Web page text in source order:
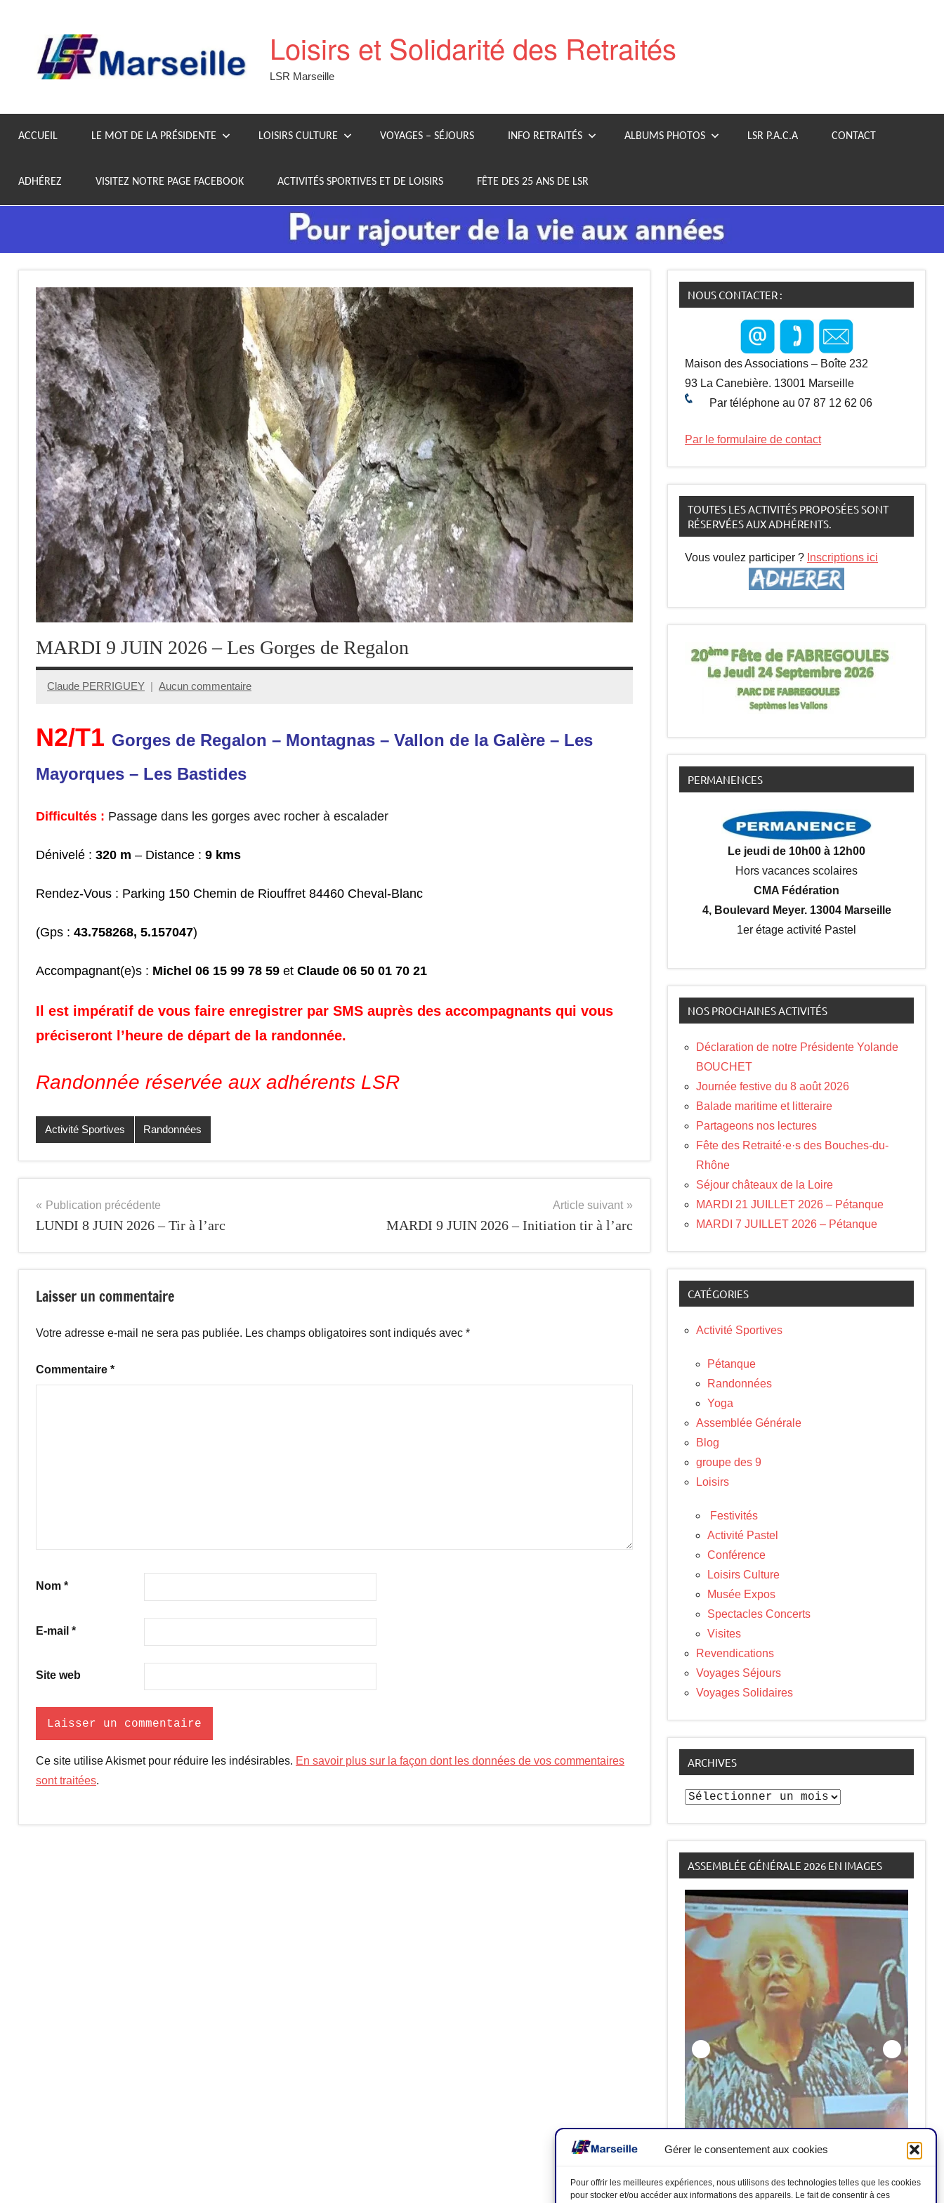
Gérer le consentement aux cookies
Pour offrir les meilleures expériences, nous utilisons des technologies telles que les cookies
pour stocker et/ou accéder aux informations des appareils. Le fait de consentir à ces
Loisirs et Solidarité des Retraités
LSR Marseille
ACCUEIL LE MOT DE LA PRÉSIDENTE LOISIRS CULTURE VOYAGES – SÉJOURS INFO RETRAITÉS ALBUMS PHOTOS LSR P.A.C.A CONTACT
ADHÉREZ VISITEZ NOTRE PAGE FACEBOOK ACTIVITÉS SPORTIVES ET DE LOISIRS FÊTE DES 25 ANS DE LSR
MARDI 9 JUIN 2026 – Les Gorges de Regalon
9
2026
Claude PERRIGUEY Aucun commentaire
N2/T1 Gorges de Regalon – Montagnas – Vallon de la Galère – Les
Mayorques – Les Bastides
Difficultés : Passage dans les gorges avec rocher à escalader
Dénivelé : 320 m – Distance : 9 kms
Rendez-Vous : Parking 150 Chemin de Riouffret 84460 Cheval-Blanc
(Gps : 43.758268, 5.157047)
Accompagnant(e)s : Michel 06 15 99 78 59 et Claude 06 50 01 70 21
Il est impératif de vous faire enregistrer par SMS auprès des accompagnants qui vous
préciseront l’heure de départ de la randonnée.
Randonnée réservée aux adhérents LSR
Activité Sportives Randonnées
Navigation
de
l’article
Publication précédente
LUNDI 8 JUIN 2026 – Tir à l’arc
Article suivant
MARDI 9 JUIN 2026 – Initiation tir à l’arc
Laisser un commentaire
Votre adresse e-mail ne sera pas publiée. Les champs obligatoires sont indiqués avec *
Commentaire *
Nom *
E-mail *
Site web
Ce site utilise Akismet pour réduire les indésirables. En savoir plus sur la façon dont les données de vos commentaires
sont traitées.
NOUS CONTACTER :
Maison des Associations – Boîte 232
93 La Canebière. 13001 Marseille
Par téléphone au 07 87 12 62 06
Par le formulaire de contact
TOUTES LES ACTIVITÉS PROPOSÉES SONT
RÉSERVÉES AUX ADHÉRENTS.
Vous voulez participer ? Inscriptions ici
PERMANENCES
Le jeudi de 10h00 à 12h00
Hors vacances scolaires
CMA Fédération
4, Boulevard Meyer. 13004 Marseille
1er étage activité Pastel
NOS PROCHAINES ACTIVITÉS
Déclaration de notre Présidente Yolande
BOUCHET
Journée festive du 8 août 2026
Balade maritime et litteraire
Partageons nos lectures
Fête des Retraité·e·s des Bouches-du-
Rhône
Séjour châteaux de la Loire
MARDI 21 JUILLET 2026 – Pétanque
MARDI 7 JUILLET 2026 – Pétanque
CATÉGORIES
Activité Sportives
Pétanque
Randonnées
Yoga
Assemblée Générale
Blog
groupe des 9
Loisirs
Festivités
Activité Pastel
Conférence
Loisirs Culture
Musée Expos
Spectacles Concerts
Visites
Revendications
Voyages Séjours
Voyages Solidaires
ARCHIVES
Archives
ASSEMBLÉE GÉNÉRALE 2026 EN IMAGES
Assemblée générale le 7 février 2026
ALCIDE ; Philippe NEGRIER ; Antoine
GARAU